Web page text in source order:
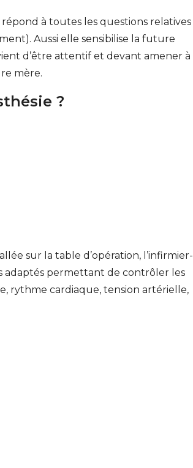
à toutes les questions relatives
Aussi elle sensibilise la future
d’être attentif et devant amener à
mère.
?
sur la table d’opération, l’infirmier-
adaptés permettant de contrôler les
rythme cardiaque, tension artérielle,